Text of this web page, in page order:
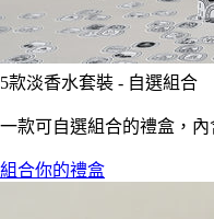
5款淡香水套裝 - 自選組合
一款可自選組合的禮盒，
組合你的禮盒